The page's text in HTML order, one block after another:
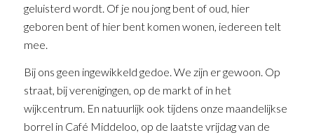
geluisterd wordt. Of je nou jong bent of oud, hier
geboren bent of hier bent komen wonen, iedereen telt
mee.
Bij ons geen ingewikkeld gedoe. We zijn er gewoon. Op
straat, bij verenigingen, op de markt of in het
wijkcentrum. En natuurlijk ook tijdens onze maandelijkse
borrel in Café Middeloo, op de laatste vrijdag van de